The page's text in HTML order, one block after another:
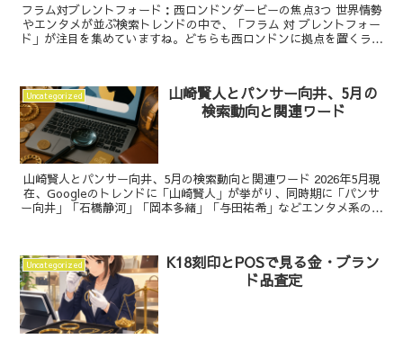
フラム対ブレントフォード：西ロンドンダービーの焦点3つ 世界情勢
やエンタメが並ぶ検索トレンドの中で、「フラム 対 ブレントフォー
ド」が注目を集めていますね。どちらも西ロンドンに拠点を置くライ
Uncategorized
山崎賢人とパンサー向井、5月の
検索動向と関連ワード
山崎賢人とパンサー向井、5月の検索動向と関連ワード 2026年5月現
在、Googleのトレンドに「山崎賢人」が挙がり、同時期に「パンサ
ー向井」「石橋静河」「岡本多緒」「与田祐希」などエンタメ系の名
Uncategorized
K18刻印とPOSで見る金・ブラン
ド品査定